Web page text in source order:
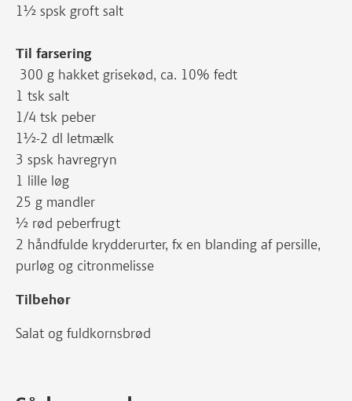
1½ spsk groft salt
Til farsering
300 g hakket grisekød, ca. 10% fedt
1 tsk salt
1/4 tsk peber
1½-2 dl letmælk
3 spsk havregryn
1 lille løg
25 g mandler
½ rød peberfrugt
2 håndfulde krydderurter, fx en blanding af persille,
purløg og citronmelisse
Tilbehør
Salat og fuldkornsbrød